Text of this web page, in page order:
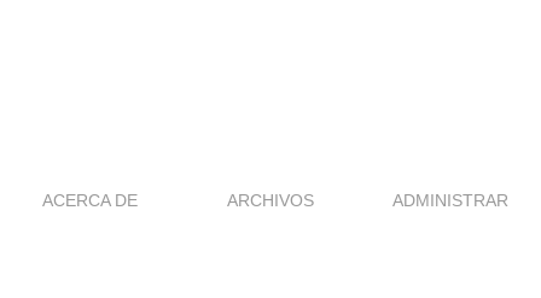
ACERCA DE ARCHIVOS ADMINISTRAR